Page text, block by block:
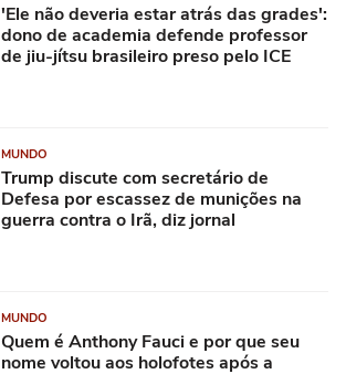
'Ele não deveria estar atrás das grades':
dono de academia defende professor
de jiu-jítsu brasileiro preso pelo ICE
MUNDO
Trump discute com secretário de
Defesa por escassez de munições na
guerra contra o Irã, diz jornal
MUNDO
Quem é Anthony Fauci e por que seu
nome voltou aos holofotes após a